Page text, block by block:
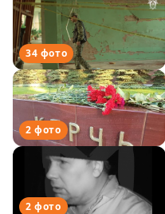
34 фото
2 фото
2 фото